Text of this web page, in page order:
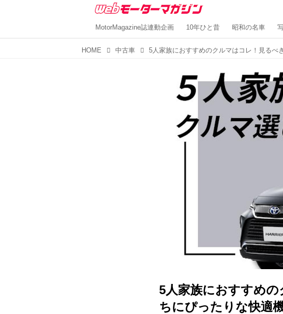
MotorMagazine誌連動企画 10年ひと昔 昭和の名車
HOME 中古車
5人家族におすすめ
ちにぴったりな快適